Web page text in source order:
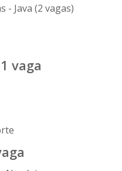
- Java (2 vagas)
vaga